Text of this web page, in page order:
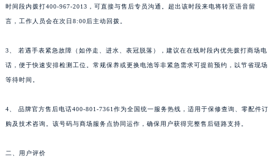
时间段内拨打400-967-2013，可直接与售后专员沟通。超出该时段来电将转至语音留
言，工作人员会在次日8:00后主动回拨。
3、 若遇手表紧急故障（如停走、进水、表冠脱落），建议在在线时段内优先拨打商场电
话，便于快速安排检测工位。常规保养或更换电池等非紧急需求可提前预约，以节省现场
等待时间。
4、 品牌官方售后电话400-801-7361作为全国统一服务热线，适用于保修查询、零配件订
购及技术咨询。该号码与商场服务点协同运作，确保用户获得完整售后链路支持。
二、用户评价